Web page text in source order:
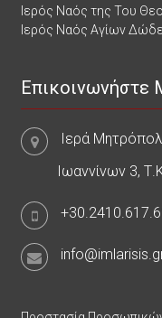
Ιερός Ναός της Του
Ιερός Ναός Αγίων
Επικοινωνήστε
Ιερά
Ιωαννίνων 3,